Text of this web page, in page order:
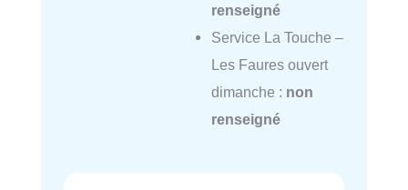
renseigné
Service La Touche –
Les Faures ouvert
dimanche : non
renseigné